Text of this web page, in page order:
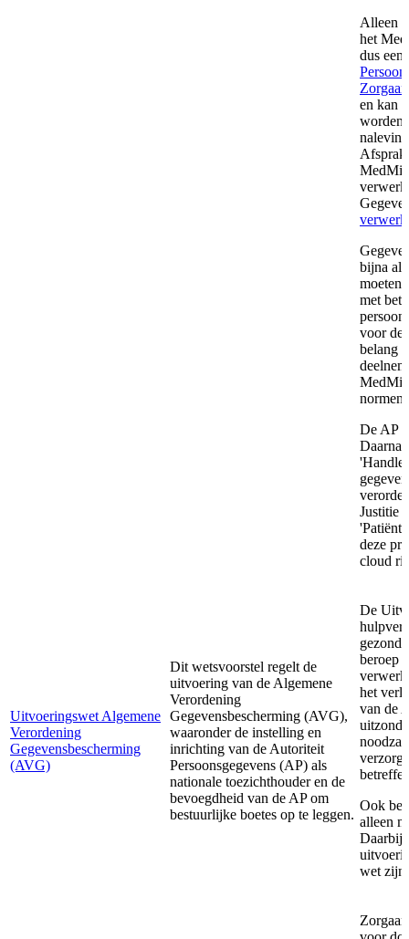
Alleen
het
dus een
Persoon
en kan
worden
bijna
moeten
met
voor de
belang
MedMij
normen
De AP
Justitie
deze
cloud
Uitvoeringswet Algemene
Verordening
Gegevensbescherming
(AVG)
Dit wetsvoorstel regelt de
uitvoering van de Algemene
Verordening
Gegevensbescherming (AVG),
waaronder de instelling en
inrichting van de Autoriteit
Persoonsgegevens (AP) als
nationale toezichthouder en de
bevoegdheid van de AP om
bestuurlijke boetes op te leggen.
De
beroep
het
van de
Ook
alleen
Daarbij
wet zijn